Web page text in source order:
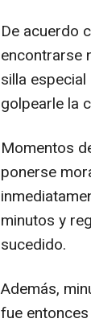
De acuerdo
encontrarse
silla
golpearle la
Momentos
ponerse
minutos y
sucedido.
Además,
fue